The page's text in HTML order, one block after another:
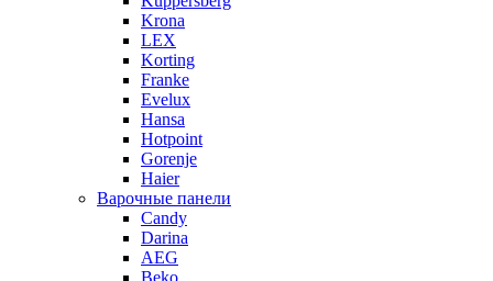
Krona
LEX
Korting
Franke
Evelux
Hansa
Hotpoint
Gorenje
Haier
Варочные панели
Candy
Darina
AEG